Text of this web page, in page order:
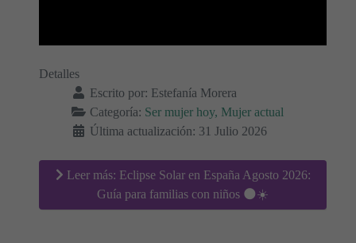
Detalles
Escrito por: Estefanía Morera
Categoría: Ser mujer hoy, Mujer actual
Última actualización: 31 Julio 2026
Leer más: Eclipse Solar en España Agosto 2026:
Guía para familias con niños 🌑☀️